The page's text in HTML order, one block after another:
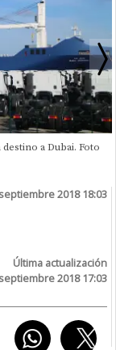
a Dubai. Foto
2018 18:03
Última actualización
2018 17:03